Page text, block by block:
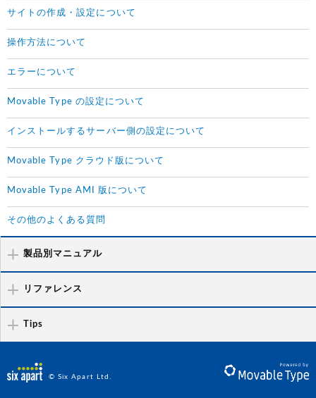
サイトの作成・設定について
操作方法について
エラーについて
Movable Type の設定について
インストールするサーバー側の設定について
Movable Type クラウド版について
Movable Type AMI 版について
その他のよくある質問
製品別マニュアル
リファレンス
Tips
© Six Apart Ltd.